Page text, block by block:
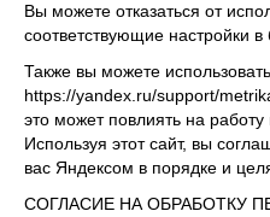
Вы можете отказаться от
соответствующие настройки в
Также вы можете
https://yandex.ru/support/
это может повлиять на
Используя этот сайт, вы
вас Яндексом в порядке и
СОГЛАСИЕ НА ОБРАБОТКУ